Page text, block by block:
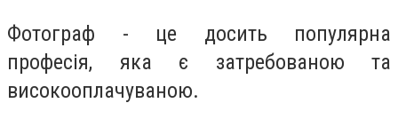
Фотограф - це досить популярна
професія, яка є затребованою та
високооплачуваною.